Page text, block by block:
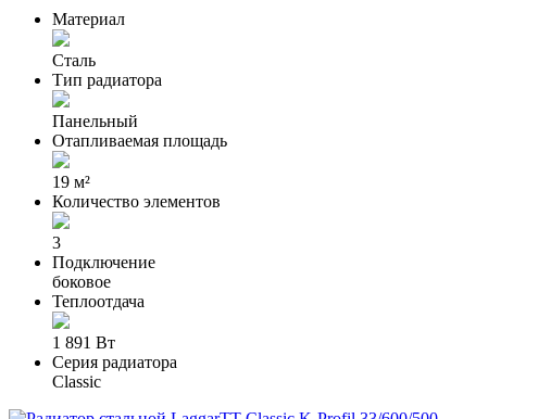
Материал
Сталь
Тип радиатора
Панельный
Отапливаемая площадь
19 м²
Количество элементов
3
Подключение
боковое
Теплоотдача
1 891 Вт
Серия радиатора
Classic